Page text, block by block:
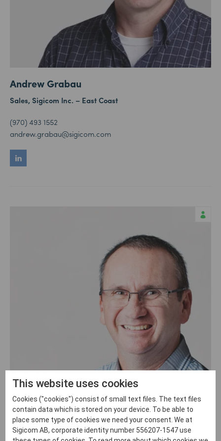
Andrew Grabau
Sales, Sigicom Inc. – East Coast
(970) 493 1552
andrew.grabau@sigicom.com
Brett Sharp
This website uses cookies
Cookies ("cookies") consist of small text files. The text files
contain data which is stored on your device. To be able to
place some type of cookies we need your consent. We at
Sigicom AB, corporate identity number 556207-1547 use